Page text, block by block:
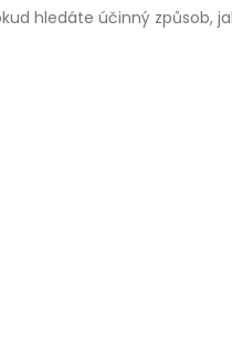
hledáte účinný způsob,